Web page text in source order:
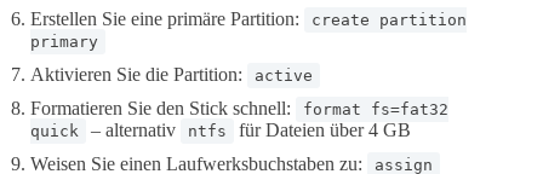
Erstellen Sie eine primäre Partition:
create partition
primary
Aktivieren Sie die Partition: active
Formatieren Sie den Stick schnell:
format fs=fat32
quick
– alternativ ntfs
für Dateien über 4 GB
Weisen Sie einen Laufwerksbuchstaben zu:
assign